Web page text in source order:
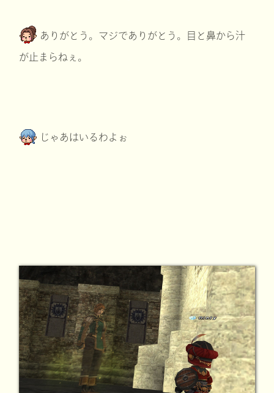
ありがとう。マジでありがとう。目と鼻から汁
が止まらねぇ。
じゃあはいるわよぉ